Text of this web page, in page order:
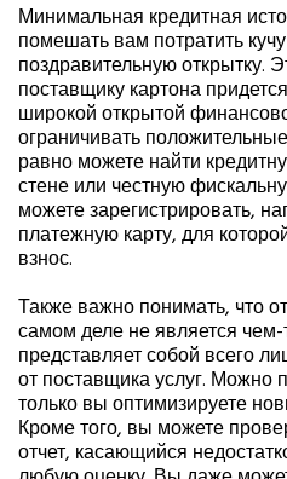
Минимальная кредитная
помешать вам потратить
поздравительную открытку.
поставщику картона
широкой открытой
ограничивать
равно можете найти
стене или честную
можете зарегистрировать,
платежную карту, для
взнос.
Также важно понимать, что
самом деле не является
представляет собой всего
от поставщика услуг. Можно
только вы оптимизируете
Кроме того, вы можете
отчет, касающийся